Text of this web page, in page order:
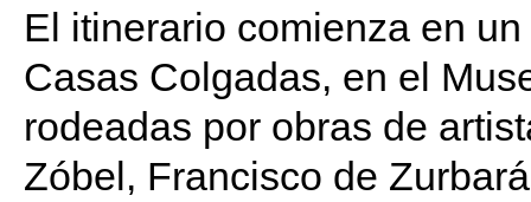
El itinerario comienza en
Casas Colgadas, en el
rodeadas por obras de
Zóbel, Francisco de